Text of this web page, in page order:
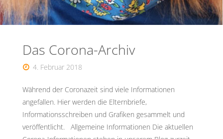
Das Corona-Archiv
4. Februar 2018
Während der Coronazeit sind viele Informationen
angefallen. Hier werden die Elternbriefe,
Informationsschreiben und Grafiken gesammelt und
veröffentlicht. Allgemeine Informationen Die aktuellen